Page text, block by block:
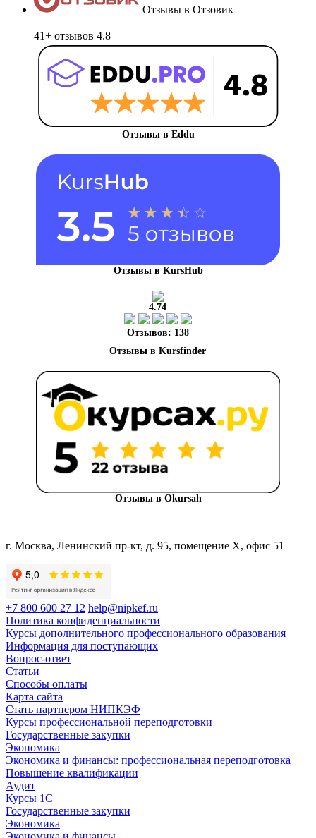
Отзывы в Отзовик
41+ отзывов 4.8
Отзывы в Eddu
Отзывы в KursHub
4.74
Отзывов: 138
Отзывы в Okursah
г. Москва, Ленинский пр-кт, д. 95, помещение Х, офис 51
+7 800 600 27 12 help@nipkef.ru
Политика конфиденциальности
Курсы дополнительного профессионального образования
Информация для поступающих
Вопрос-ответ
Статьи
Способы оплаты
Карта сайта
Стать партнером НИПКЭФ
Курсы профессиональной переподготовки
Государственные закупки
Экономика
Экономика и финансы: профессиональная переподготовка
Повышение квалификации
Аудит
Курсы 1С
Государственные закупки
Экономика